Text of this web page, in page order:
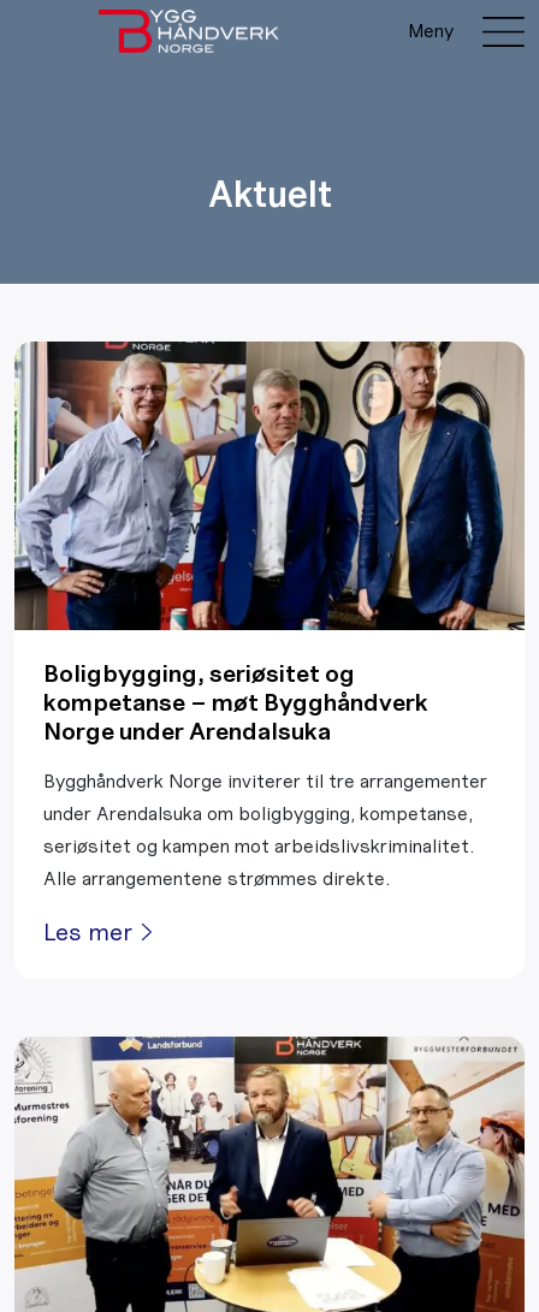
Meny
Aktuelt
Boligbygging, seriøsitet og
kompetanse – møt Bygghåndverk
Norge under Arendalsuka
Bygghåndverk Norge inviterer til tre arrangementer
under Arendalsuka om boligbygging, kompetanse,
seriøsitet og kampen mot arbeidslivskriminalitet.
Alle arrangementene strømmes direkte.
Les mer